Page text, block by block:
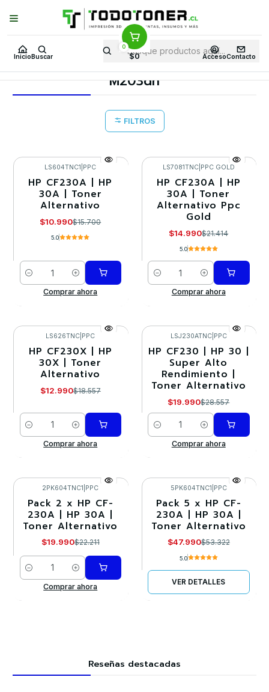
Inicio Buscar
0
$0 AccesoContacto
Puedes Elegir: Comprar enTienda· Despachoa Todo Chile · Retiro en
Tienda en24 Horas
Inicio Toner y tambor Toner Alternativo HP Equipos HP
M203dn
M203dn
FILTROS
-30%
LS604TNC1 PPC
HP CF230A | HP
30A | Toner
Alternativo
$10.990$15.700
5.0
Cantidad
Comprar ahora
-30%
LS7081TNC| PPC GOLD
HP CF230A | HP
30A | Toner
Alternativo Ppc
Gold
$14.990$21.414
5.0
Cantidad
Comprar ahora
-30%
LS626TNC PPC
HP CF230X | HP
30X | Toner
Alternativo
$12.990$18.557
Cantidad
Comprar ahora
-30%
LSJ230ATNC| PPC
HP CF230 | HP 30 |
Super Alto
Rendimiento |
Toner Alternativo
$19.990$28.557
Cantidad
Comprar ahora
-10%
2PK604TNC1 PPC
Pack 2 x HP CF-
230A | HP 30A |
Toner Alternativo
$19.990$22.211
Cantidad
Comprar ahora
-10%
Agotado
5PK604TNC1 PPC
Pack 5 x HP CF-
230A | HP 30A |
Toner Alternativo
$47.990$53.322
5.0
VER DETALLES
Reseñas destacadas